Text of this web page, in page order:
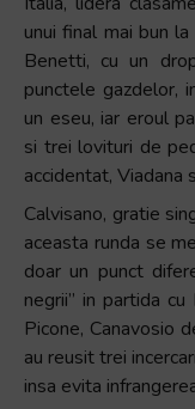
unui final mai bun
Benetti, cu un
punctele gazdelor,
un eseu, iar eroul
si trei lovituri de
accidentat,
Calvisano, gratie
aceasta runda se
doar un punct
negrii” in partida cu
Picone, Canavosio
au reusit trei
insa evita